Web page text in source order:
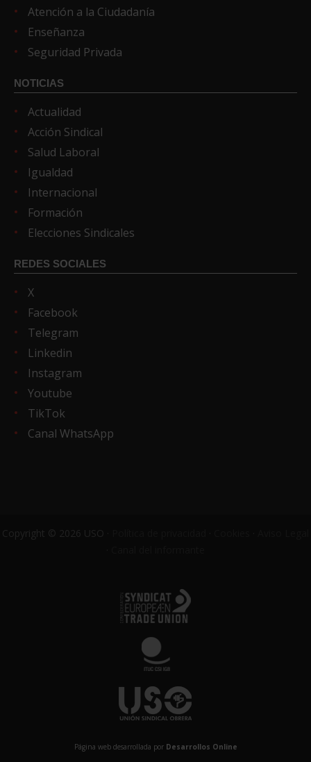
Atención a la Ciudadanía
Enseñanza
Seguridad Privada
NOTICIAS
Actualidad
Acción Sindical
Salud Laboral
Igualdad
Internacional
Formación
Elecciones Sindicales
REDES SOCIALES
X
Facebook
Telegram
Linkedin
Instagram
Youtube
TikTok
Canal WhatsApp
Copyright © 2026 USO ·
Página web desarrollada por Desarrollos Online